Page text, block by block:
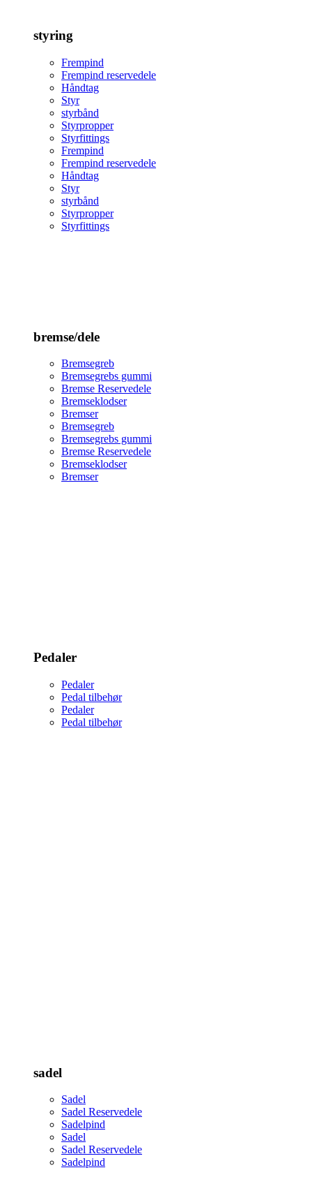
styring
Frempind
Frempind reservedele
Håndtag
Styr
styrbånd
Styrpropper
Styrfittings
Frempind
Frempind reservedele
Håndtag
Styr
styrbånd
Styrpropper
Styrfittings
bremse/dele
Bremsegreb
Bremsegrebs gummi
Bremse Reservedele
Bremseklodser
Bremser
Bremsegreb
Bremsegrebs gummi
Bremse Reservedele
Bremseklodser
Bremser
Pedaler
Pedaler
Pedal tilbehør
Pedaler
Pedal tilbehør
sadel
Sadel
Sadel Reservedele
Sadelpind
Sadel
Sadel Reservedele
Sadelpind